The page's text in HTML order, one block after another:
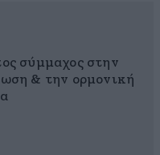
σύμμαχος στην
& την ορμονική